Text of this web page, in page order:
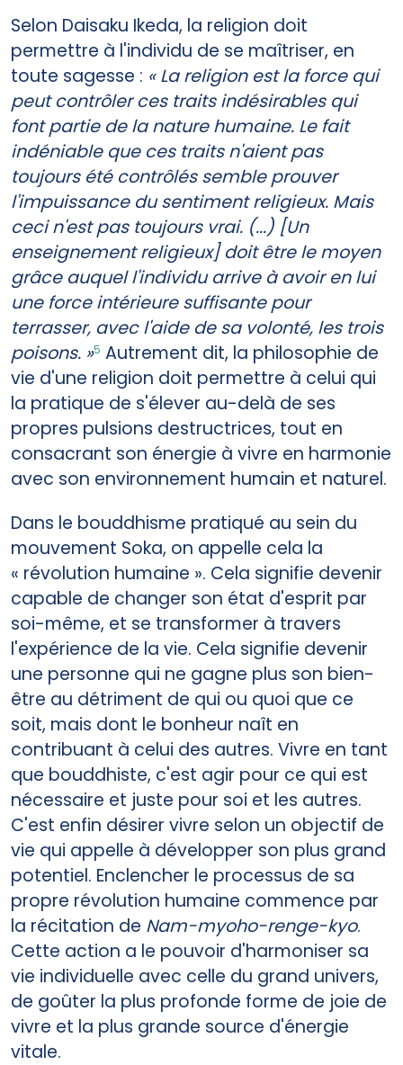
Selon Daisaku Ikeda, la religion doit
permettre à l'individu de se maîtriser, en
toute sagesse : « La religion est la force qui
peut contrôler ces traits indésirables qui
font partie de la nature humaine. Le fait
indéniable que ces traits n'aient pas
toujours été contrôlés semble prouver
l'impuissance du sentiment religieux. Mais
ceci n'est pas toujours vrai. (...) [Un
enseignement religieux] doit être le moyen
grâce auquel l'individu arrive à avoir en lui
une force intérieure suffisante pour
terrasser, avec l'aide de sa volonté, les trois
poisons. »5 Autrement dit, la philosophie de
vie d'une religion doit permettre à celui qui
la pratique de s'élever au-delà de ses
propres pulsions destructrices, tout en
consacrant son énergie à vivre en harmonie
avec son environnement humain et naturel.
Dans le bouddhisme pratiqué au sein du
mouvement Soka, on appelle cela la
« révolution humaine ». Cela signifie devenir
capable de changer son état d'esprit par
soi-même, et se transformer à travers
l'expérience de la vie. Cela signifie devenir
une personne qui ne gagne plus son bien-
être au détriment de qui ou quoi que ce
soit, mais dont le bonheur naît en
contribuant à celui des autres. Vivre en tant
que bouddhiste, c'est agir pour ce qui est
nécessaire et juste pour soi et les autres.
C'est enfin désirer vivre selon un objectif de
vie qui appelle à développer son plus grand
potentiel. Enclencher le processus de sa
propre révolution humaine commence par
la récitation de Nam-myoho-renge-kyo.
Cette action a le pouvoir d'harmoniser sa
vie individuelle avec celle du grand univers,
de goûter la plus profonde forme de joie de
vivre et la plus grande source d'énergie
vitale.